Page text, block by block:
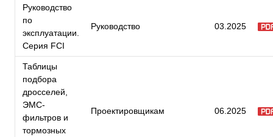
Руководство
по
эксплуатации.
Серия FCI
Руководство 03.2025
Таблицы
подбора
дросселей,
ЭМС-
фильтров и
тормозных
Проектировщикам 06.2025